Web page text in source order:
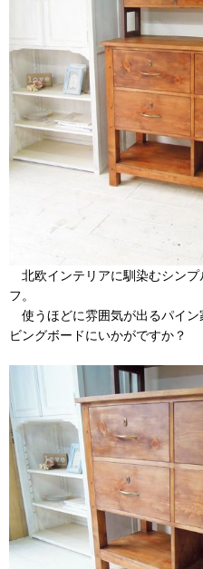
北欧インテリアに馴染むシン
フ。
使うほどに雰囲気が出るパイン
ビングボードにいかがですか？